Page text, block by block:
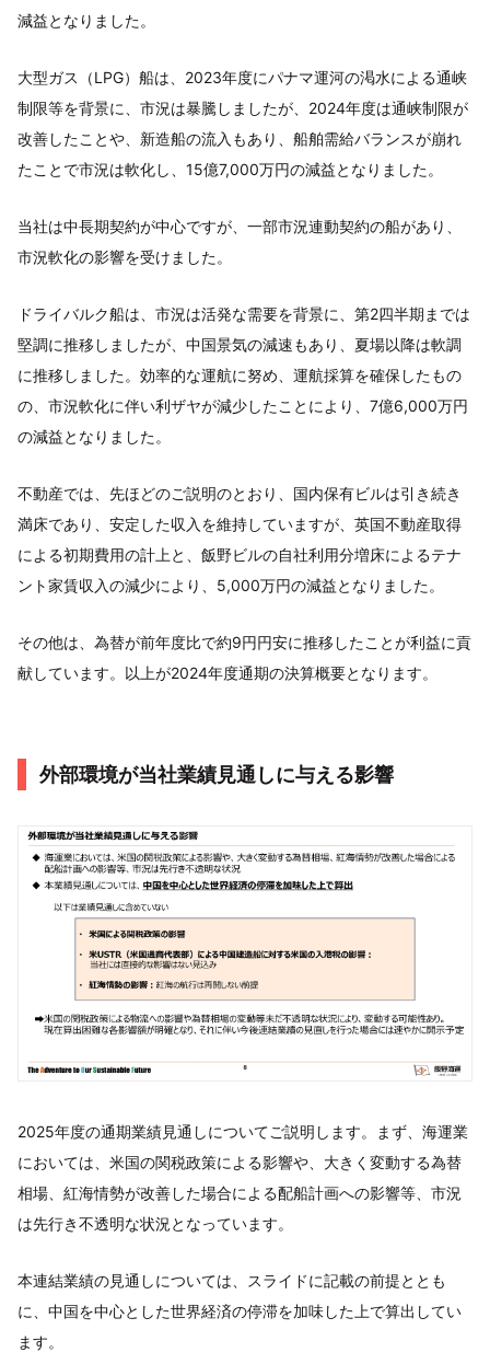
減益となりました。
大型ガス（LPG）船は、2023年度にパナマ運河の渇水による通峡
制限等を背景に、市況は暴騰しましたが、2024年度は通峡制限が
改善したことや、新造船の流入もあり、船舶需給バランスが崩れ
たことで市況は軟化し、15億7,000万円の減益となりました。
当社は中長期契約が中心ですが、一部市況連動契約の船があり、
市況軟化の影響を受けました。
ドライバルク船は、市況は活発な需要を背景に、第2四半期までは
堅調に推移しましたが、中国景気の減速もあり、夏場以降は軟調
に推移しました。効率的な運航に努め、運航採算を確保したもの
の、市況軟化に伴い利ザヤが減少したことにより、7億6,000万円
の減益となりました。
不動産では、先ほどのご説明のとおり、国内保有ビルは引き続き
満床であり、安定した収入を維持していますが、英国不動産取得
による初期費用の計上と、飯野ビルの自社利用分増床によるテナ
ント家賃収入の減少により、5,000万円の減益となりました。
その他は、為替が前年度比で約9円円安に推移したことが利益に貢
献しています。以上が2024年度通期の決算概要となります。
外部環境が当社業績見通しに与える影響
2025年度の通期業績見通しについてご説明します。まず、海運業
においては、米国の関税政策による影響や、大きく変動する為替
相場、紅海情勢が改善した場合による配船計画への影響等、市況
は先行き不透明な状況となっています。
本連結業績の見通しについては、スライドに記載の前提ととも
に、中国を中心とした世界経済の停滞を加味した上で算出してい
ます。